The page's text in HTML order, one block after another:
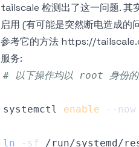
tailscale 检测出了这一问题. 其
启用 (有可能是突然断电造成的
参考它的方法 https://
服务:
# 以下操作均以 root 身份的
systemctl enable --now
ln -sf